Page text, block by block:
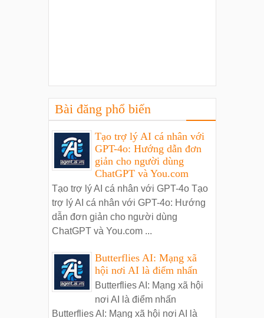
Bài đăng phổ biến
Tạo trợ lý AI cá nhân với
GPT-4o: Hướng dẫn đơn
giản cho người dùng
ChatGPT và You.com
Tạo trợ lý AI cá nhân với GPT-4o Tạo
trợ lý AI cá nhân với GPT-4o: Hướng
dẫn đơn giản cho người dùng
ChatGPT và You.com ...
Butterflies AI: Mạng xã
hội nơi AI là điểm nhấn
Butterflies AI: Mạng xã hội
nơi AI là điểm nhấn
Butterflies AI: Mạng xã hội nơi AI là